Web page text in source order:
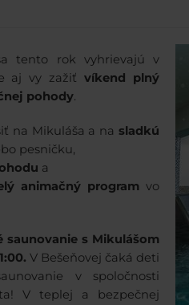
tento rok vyhrievajú v
aj vy zažiťvíkend plný
pohody.
na Mikuláša a nasladkú
pesničku,
a
animačný program vo
saunovanie s Mikulášom
V Bešeňovej čaká deti
v spoločnosti
V teplej a bezpečnej